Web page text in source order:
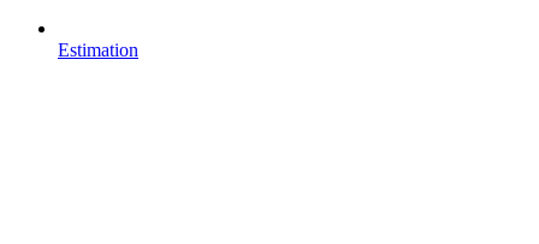
Estimation